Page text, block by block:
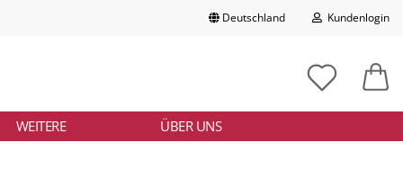
Deutschland Kundenlogin
E-Mail
ÜBER UNS
WEITERE